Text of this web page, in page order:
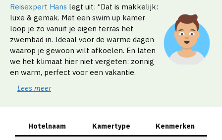
Reisexpert Hans legt uit: “Dat is makkelijk:
luxe & gemak. Met een swim up kamer
loop je zo vanuit je eigen terras het
zwembad in. Ideaal voor de warme dagen
waarop je gewoon wilt afkoelen. En laten
we het klimaat hier niet vergeten: zonnig
en warm, perfect voor een vakantie.
Lees meer
Hotelnaam Kamertype Kenmerken